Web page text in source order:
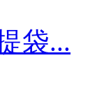
袋...